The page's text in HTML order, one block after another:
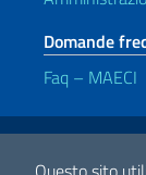
Domande
Faq – MAECI
Link Utili